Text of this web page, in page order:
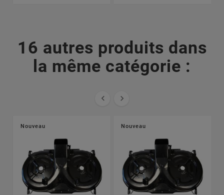
16 autres produits dans
la même catégorie :
 
Nouveau Nouveau